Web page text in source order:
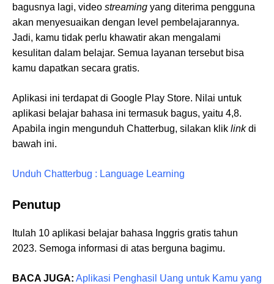
bagusnya lagi, video streaming yang diterima pengguna
akan menyesuaikan dengan level pembelajarannya.
Jadi, kamu tidak perlu khawatir akan mengalami
kesulitan dalam belajar. Semua layanan tersebut bisa
kamu dapatkan secara gratis.
Aplikasi ini terdapat di Google Play Store. Nilai untuk
aplikasi belajar bahasa ini termasuk bagus, yaitu 4,8.
Apabila ingin mengunduh Chatterbug, silakan klik linkdi
bawah ini.
Unduh Chatterbug : Language Learning
Penutup
Itulah 10 aplikasi belajar bahasa Inggris gratis tahun
2023. Semoga informasi di atas berguna bagimu.
BACA JUGA: Aplikasi Penghasil Uang untuk Kamu yang